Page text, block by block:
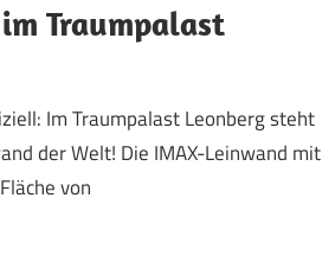
Traumpalast
Im Traumpalast Leonberg steht
der Welt! Die IMAX-Leinwand mit
von